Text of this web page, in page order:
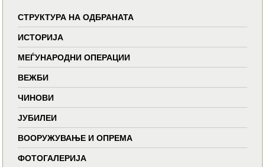
СТРУКТУРА НА ОДБРАНАТА
ИСТОРИЈА
МЕЃУНАРОДНИ ОПЕРАЦИИ
ВЕЖБИ
ЧИНОВИ
ЈУБИЛЕИ
ВООРУЖУВАЊЕ И ОПРЕМА
ФОТОГАЛЕРИЈА